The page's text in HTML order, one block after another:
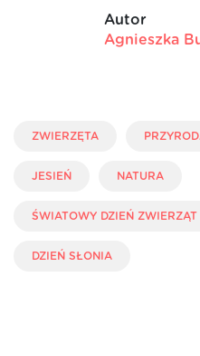
Autor
Agnieszka
ZWIERZĘTA
JESIEŃ NATURA
ŚWIATOWY DZIEŃ ZWIERZĄT
DZIEŃ SŁONIA